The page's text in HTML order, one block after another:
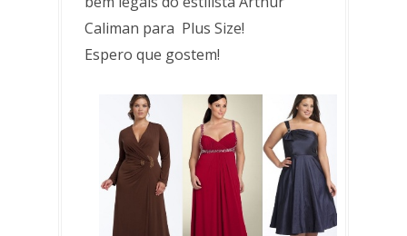
Caliman para Plus Size!
Espero que gostem!